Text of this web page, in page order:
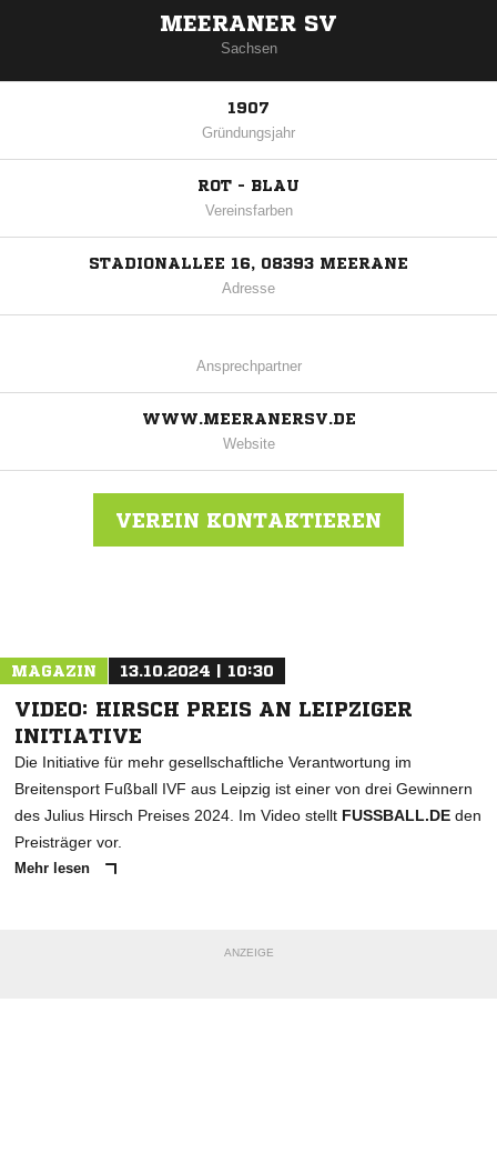
MEERANER SV
Sachsen
1907
Gründungsjahr
ROT - BLAU
Vereinsfarben
STADIONALLEE 16, 08393 MEERANE
Adresse
Ansprechpartner
WWW.MEERANERSV.DE
Website
VEREIN KONTAKTIEREN
MAGAZIN 13.10.2024 | 10:30
VIDEO: HIRSCH PREIS AN LEIPZIGER
INITIATIVE
Die Initiative für mehr gesellschaftliche Verantwortung im
Breitensport Fußball IVF aus Leipzig ist einer von drei Gewinnern
des Julius Hirsch Preises 2024. Im Video stellt FUSSBALL.DE den
Preisträger vor.
Mehr lesen
ANZEIGE